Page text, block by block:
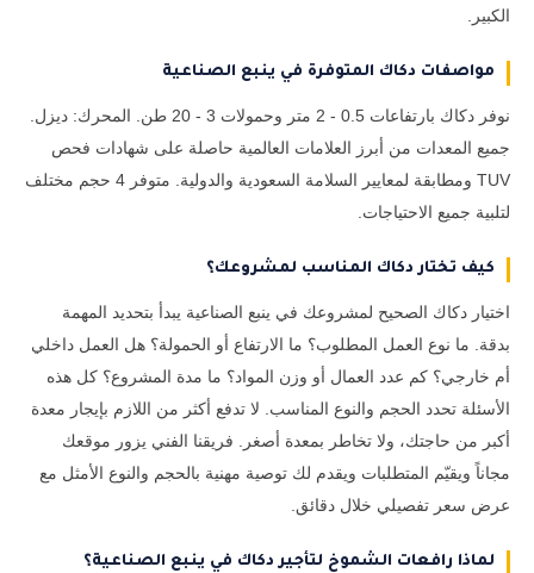
الكبير.
مواصفات دكاك المتوفرة في ينبع الصناعية
نوفر دكاك بارتفاعات 0.5 - 2 متر وحمولات 3 - 20 طن. المحرك: ديزل.
جميع المعدات من أبرز العلامات العالمية حاصلة على شهادات فحص
TUV ومطابقة لمعايير السلامة السعودية والدولية. متوفر 4 حجم مختلف
لتلبية جميع الاحتياجات.
كيف تختار دكاك المناسب لمشروعك؟
اختيار دكاك الصحيح لمشروعك في ينبع الصناعية يبدأ بتحديد المهمة
بدقة. ما نوع العمل المطلوب؟ ما الارتفاع أو الحمولة؟ هل العمل داخلي
أم خارجي؟ كم عدد العمال أو وزن المواد؟ ما مدة المشروع؟ كل هذه
الأسئلة تحدد الحجم والنوع المناسب. لا تدفع أكثر من اللازم بإيجار معدة
أكبر من حاجتك، ولا تخاطر بمعدة أصغر. فريقنا الفني يزور موقعك
مجاناً ويقيّم المتطلبات ويقدم لك توصية مهنية بالحجم والنوع الأمثل مع
عرض سعر تفصيلي خلال دقائق.
لماذا رافعات الشموخ لتأجير دكاك في ينبع الصناعية؟